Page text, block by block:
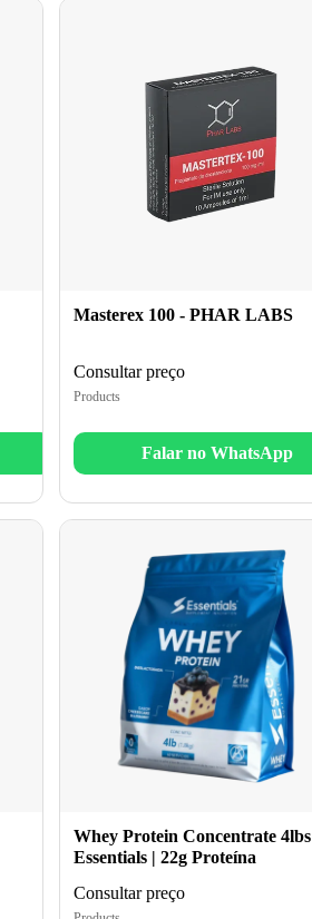
Masterex 100 - PHAR LABS
Consultar preço
Products
Falar no WhatsApp
Whey Protein Concentrate 4lbs
Essentials | 22g Proteína
Consultar preço